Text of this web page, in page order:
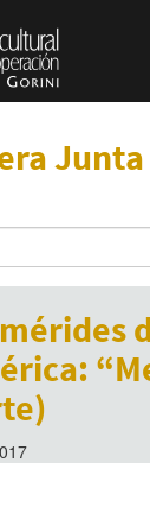
Junta